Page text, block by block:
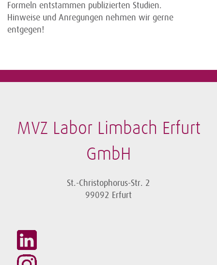
Formeln entstammen publizierten Studien.
Hinweise und Anregungen nehmen wir gerne
entgegen!
MVZ Labor Limbach Erfurt
GmbH
St.-Christophorus-Str. 2
99092 Erfurt